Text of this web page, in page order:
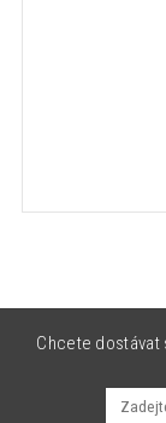
Chcete dostávat